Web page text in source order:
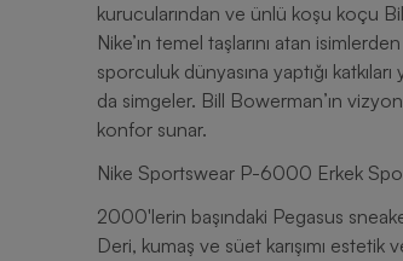
kurucularından ve ünlü koşu koçu
Nike’ın temel taşlarını atan
sporculuk dünyasına yaptığı
da simgeler. Bill Bowerman’ın
konfor sunar.
Nike Sportswear P-6000 Erkek
2000'lerin başındaki Pegasus
Deri, kumaş ve süet karışımı estetik